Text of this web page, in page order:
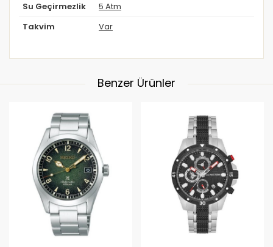
Su Geçirmezlik 5 Atm
Takvim Var
Benzer Ürünler